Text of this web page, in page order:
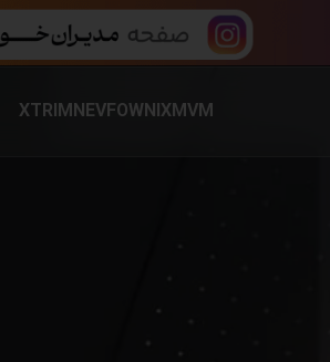
MVM
FOWNIX
NEV
XTRIM